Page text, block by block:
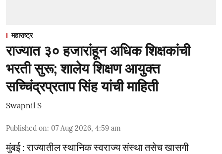
महाराष्ट्र
राज्यात ३० हजारांहून अधिक शिक्षकांची
भरती सुरू; शालेय शिक्षण आयुक्त
सच्चिंद्रप्रताप सिंह यांची माहिती
Swapnil S
Published on: 07 Aug 2026, 4:59 am
मुंबई : राज्यातील स्थानिक स्वराज्य संस्था तसेच खासगी